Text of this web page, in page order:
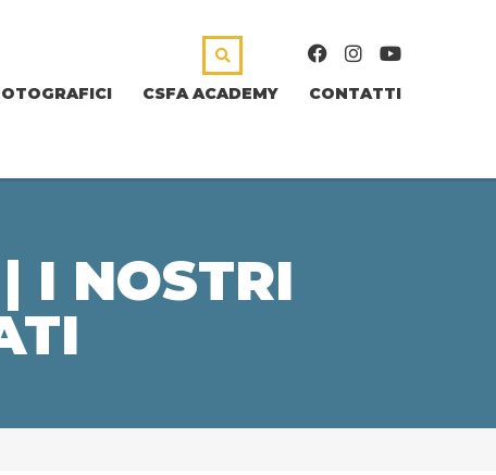
CSFA ACADEMY CONTATTI
I NOSTRI